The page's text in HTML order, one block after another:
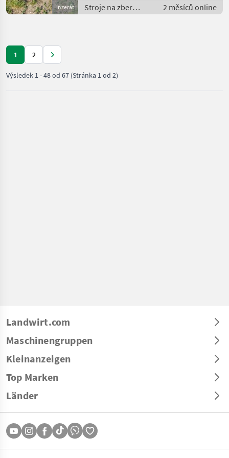
Inzerát
Stroje na zber
objemových krmív /
2 měsíců online
1 2
Výsledek 1-48od 67 (Stránka 1 od 2)
Landwirt.com
Maschinengruppen
Kleinanzeigen
Top Marken
Länder